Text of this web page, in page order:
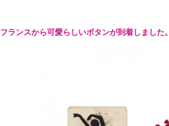
フランスから可愛らしいボタンが到着しました。